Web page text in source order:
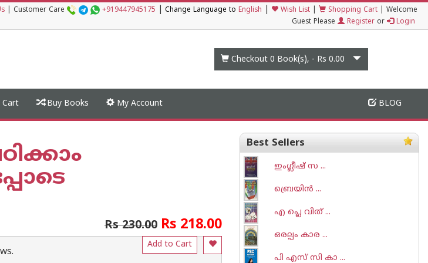
Customer Care +919447945175 Change Language to English Wish List Shopping Cart
Welcome
Guest Please
Register or Login
Checkout 0 Book(s), - Rs 0.00
Cart Buy Books My Account BLOG
Rs 230.00 Rs 218.00
Add to Cart
Best Sellers
ഇംഗ്ലീഷ് സ ...
ബ്രെയി‌ന്‍ ...
എ പ്ലെ വിത് ...
ഒരല്പം കാര ...
പി എസ് സി കാ ...